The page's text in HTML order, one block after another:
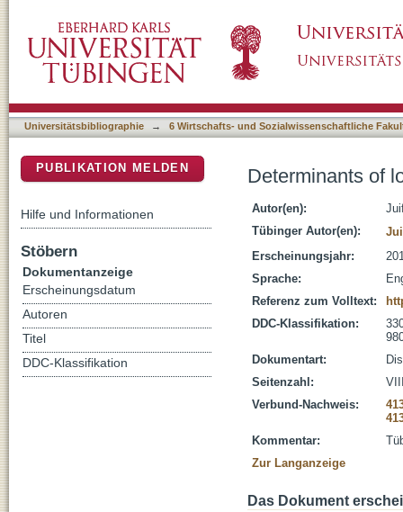
Universitätsbibliographie → 6 Wirtschafts- und Sozialwissenschaftliche
Determinants of
Autor(en):
Tübinger Autor(en):
Erscheinungsjahr:
Sprache:
Referenz zum Volltext:
DDC-Klassifikation:
Dokumentart:
Seitenzahl:
Verbund-Nachweis:
Kommentar:
Zur Langanzeige
Das Dokument
PUBLIKATION MELDEN
Hilfe und Informationen
Stöbern
Dokumentanzeige
Erscheinungsdatum
Autoren
Titel
DDC-Klassifikation